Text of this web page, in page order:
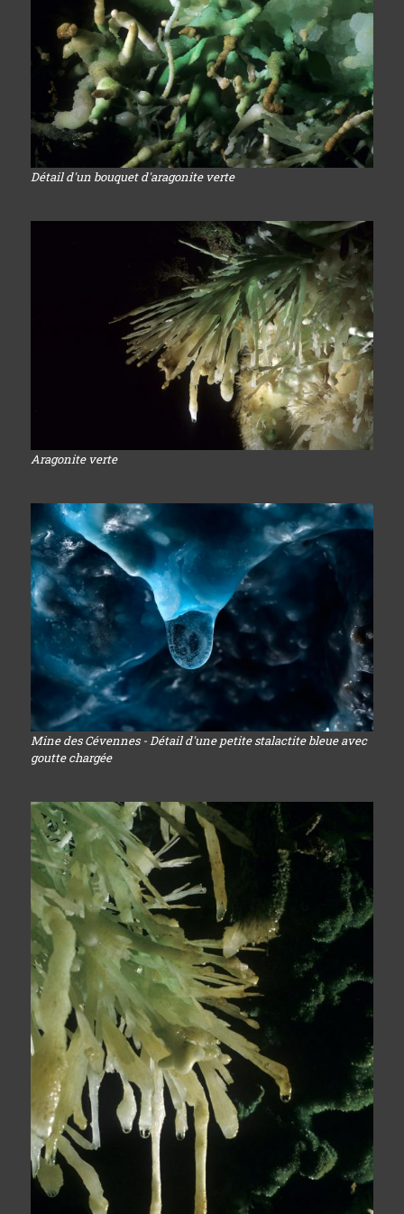
Détail d'un bouquet d'aragonite verte
Aragonite verte
Mine des Cévennes - Détail d'une petite stalactite bleue avec
goutte chargée